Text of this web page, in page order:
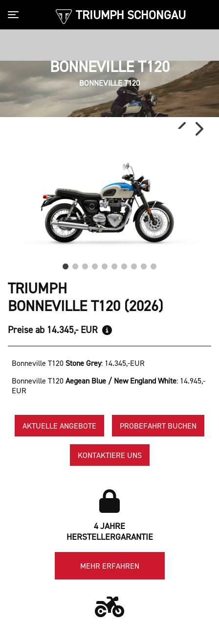
TRIUMPH SCHONGAU
Toggle navigation
BONNEVILLE T120
BONNEVILLE T120
TRIUMPH
BONNEVILLE T120 (2026)
Preise ab 14.345,- EUR
Bonneville T120 Stone Grey: 14.345,-EUR
Bonneville T120 Aegean Blue / New England White: 14.945,-
EUR
PROBEFAHRT BUCHEN
AKTUELLE ANGEBOTE
KONTAKTIERE UNS
4 JAHRE
HERSTELLERGARANTIE
MEHR ERFAHREN